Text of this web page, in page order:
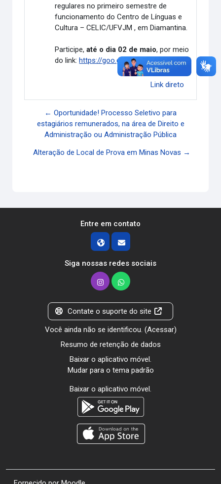
regulares no primeiro semestre de
funcionamento do Centro de Línguas e
Cultura – CELIC/UFVJM , em Diamantina.
Participe,até o dia 02 de maio, por meio
do link:https://goo.gl/MNFPuC.
Link direto
← Oportunidade! Processo Seletivo para
estagiários remunerados, na área de Direito e
Administração ou Administração Pública
Alteração de Local de Prova em Minas Novas →
Entre em contato
Siga nossas redes sociais
Contate o suporte do site
Você ainda não se identificou. (Acessar)
Resumo de retenção de dados
Baixar o aplicativo móvel.
Mudar para o tema padrão
Baixar o aplicativo móvel.